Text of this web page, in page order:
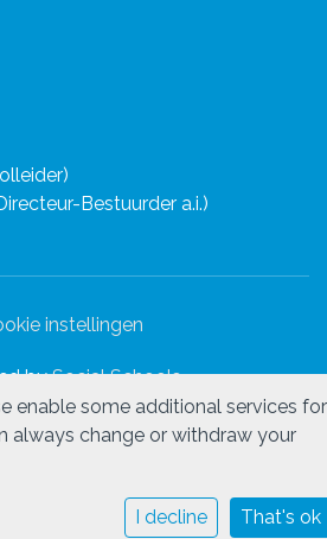
Bestuurder a.i.)
instellingen
bySocial Schools
enable some additional services for
always change or withdraw your
I decline That's ok